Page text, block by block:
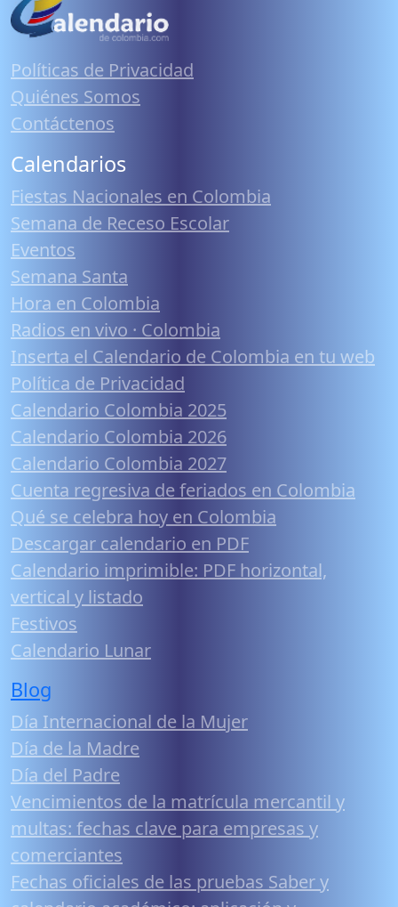
Políticas de Privacidad
Quiénes Somos
Contáctenos
Calendarios
Fiestas Nacionales en Colombia
Semana de Receso Escolar
Eventos
Semana Santa
Hora en Colombia
Radios en vivo · Colombia
Inserta el Calendario de Colombia en tu web
Política de Privacidad
Calendario Colombia 2025
Calendario Colombia 2026
Calendario Colombia 2027
Cuenta regresiva de feriados en Colombia
Qué se celebra hoy en Colombia
Descargar calendario en PDF
Calendario imprimible: PDF horizontal,
vertical y listado
Festivos
Calendario Lunar
Blog
Día Internacional de la Mujer
Día de la Madre
Día del Padre
Vencimientos de la matrícula mercantil y
multas: fechas clave para empresas y
comerciantes
Fechas oficiales de las pruebas Saber y